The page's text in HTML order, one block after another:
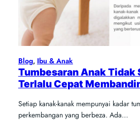
Blog, Ibu & Anak
Tumbesaran Anak Tidak
Terlalu Cepat
Setiap kanak-kanak mempunyai kadar
perkembangan yang berbeza. Ada…